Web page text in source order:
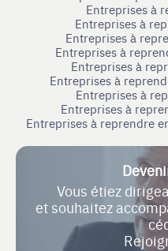
Entreprises à
Entreprises à
Entreprises à
Entreprises à
Entreprises à
Entreprises à
Entreprises à
Entreprises à
Entreprises à reprendre
Vous étiez
et souhaitez